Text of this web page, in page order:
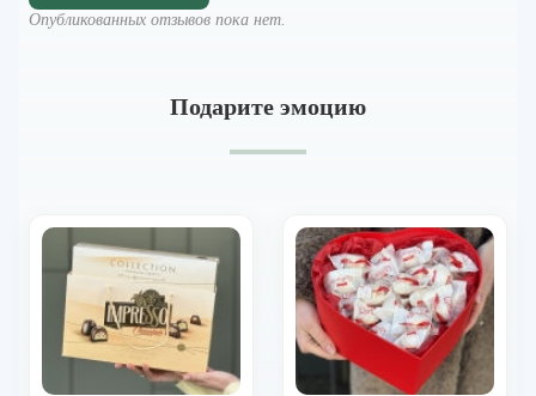
Опубликованных отзывов пока нет.
Подарите эмоцию